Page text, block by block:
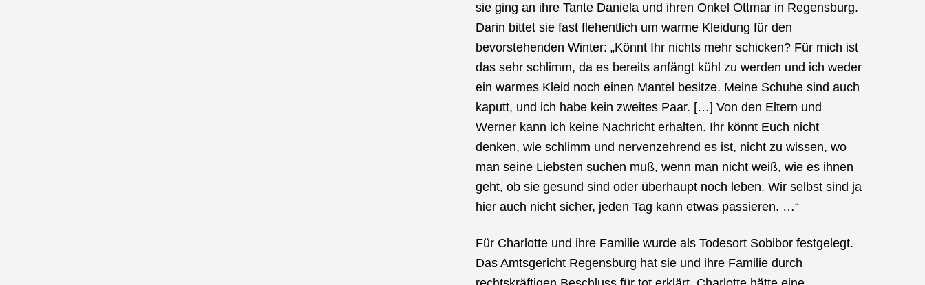
sie ging an ihre Tante Daniela und ihren Onkel Ottmar in Regensburg.
Darin bittet sie fast flehentlich um warme Kleidung für den
bevorstehenden Winter: „Könnt Ihr nichts mehr schicken? Für mich ist
das sehr schlimm, da es bereits anfängt kühl zu werden und ich weder
ein warmes Kleid noch einen Mantel besitze. Meine Schuhe sind auch
kaputt, und ich habe kein zweites Paar. […] Von den Eltern und
Werner kann ich keine Nachricht erhalten. Ihr könnt Euch nicht
denken, wie schlimm und nervenzehrend es ist, nicht zu wissen, wo
man seine Liebsten suchen muß, wenn man nicht weiß, wie es ihnen
geht, ob sie gesund sind oder überhaupt noch leben. Wir selbst sind ja
hier auch nicht sicher, jeden Tag kann etwas passieren. …“
Für Charlotte und ihre Familie wurde als Todesort Sobibor festgelegt.
Das Amtsgericht Regensburg hat sie und ihre Familie durch